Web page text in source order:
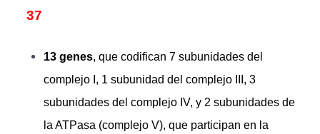
37
13 genes, que codifican 7 subunidades del
complejo I, 1 subunidad del complejo III, 3
subunidades del complejo IV, y 2 subunidades de
la ATPasa (complejo V), que participan en la